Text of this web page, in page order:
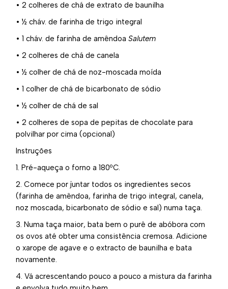
• 2 colheres de chá de extrato de baunilha
• ½ cháv. de farinha de trigo integral
• 1 cháv. de farinha de amêndoaSalutem
• 2 colheres de chá de canela
• ½ colher de chá de noz-moscada moída
• 1 colher de chá de bicarbonato de sódio
• ½ colher de chá de sal
• 2 colheres de sopa de pepitas de chocolate para
polvilhar por cima (opcional)
Instruções
1. Pré-aqueça o forno a 180ºC.
2. Comece por juntar todos os ingredientes secos
(farinha de amêndoa, farinha de trigo integral, canela,
noz moscada, bicarbonato de sódio e sal) numa taça.
3. Numa taça maior, bata bem o purê de abóbora com
os ovos até obter uma consistência cremosa. Adicione
o xarope de agave e o extracto de baunilha e bata
novamente.
4. Vá acrescentando pouco a pouco a mistura da farinha